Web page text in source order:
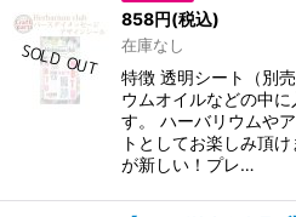
858円(税込)
在庫なし
特徴 透明シート（別
ウムオイルなどの中
す。 ハーバリウムや
トとしてお楽しみ頂
が新しい！プレ…